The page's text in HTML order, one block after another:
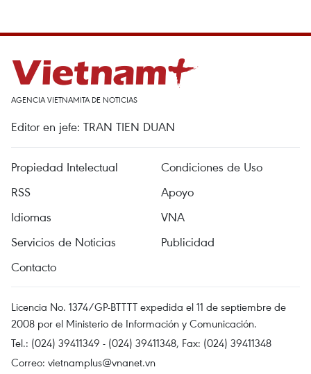
AGENCIA VIETNAMITA DE NOTICIAS
Editor en jefe: TRAN TIEN DUAN
Propiedad Intelectual
Condiciones de Uso
RSS
Apoyo
Idiomas
VNA
Servicios de Noticias
Publicidad
Contacto
Licencia No. 1374/GP-BTTTT expedida el 11 de septiembre de
2008 por el Ministerio de Información y Comunicación.
Tel.: (024) 39411349 - (024) 39411348, Fax: (024) 39411348
Correo: vietnamplus@vnanet.vn